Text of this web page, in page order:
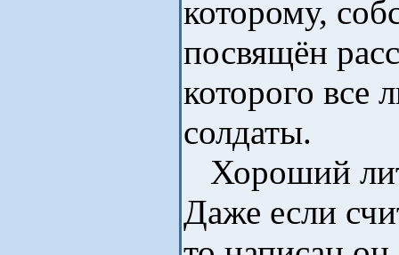
которому,
посвящён
которого
солдаты.
Хороший
Даже если